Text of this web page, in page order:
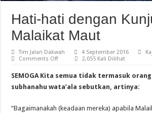
Hati-hati dengan
Malaikat Maut
Tim Jalan Dakwah 4 September 2016
Comments Offon
dengan
Kunjungan
Malaikat
2,055 Kali Dilihat
SEMOGA Kita semua tidak termasuk
subhanahu wata’ala sebutkan, artinya:
“Bagaimanakah (keadaan mereka) apabila